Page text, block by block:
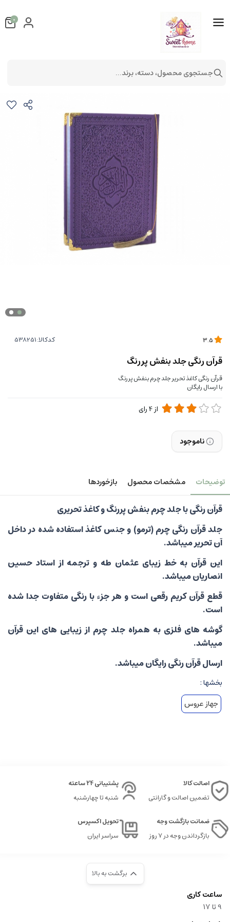
کدکالا:
قرآن رنگی جلد بنفش پررنگ
قرآن رنگی کاغذ تحریر جلد چرم بنفش پررنگ
با ارسال رایگان
از4رای
ناموجود
توضیحات مشخصات محصول بازخوردها
قرآن رنگی با جلد چرم بنفش پررنگ و کاغذ تحریری
جلد قرآن رنگی چرم (ترمو) و جنس کاغذ استفاده شده در داخل
آن تحریر میباشد.
این قرآن به خط زیبای عثمان طه و ترجمه از استاد حسین
انصاریان میباشد.
قطع قرآن کریم رقعی است و هر جزء با رنگی متفاوت جدا شده
است.
گوشه های فلزی به همراه جلد چرم از زیبایی های این قرآن
میباشد.
ارسال قرآن رنگی رایگان میباشد.
بخشها :
جهاز عروس
اصالت کالا
تضمین اصالت و گارانتی
پشتیبانی 24 ساعته
شنبه تا چهارشنبه
ضمانت بازگشت وجه
بازگرداندن وجه در ۷ روز
تحویل اکسپرس
سراسر ایران
برگشت به بالا
ساعت کاری
9‌ تا ۱۷
0
جستجوی محصول، دسته، برند...